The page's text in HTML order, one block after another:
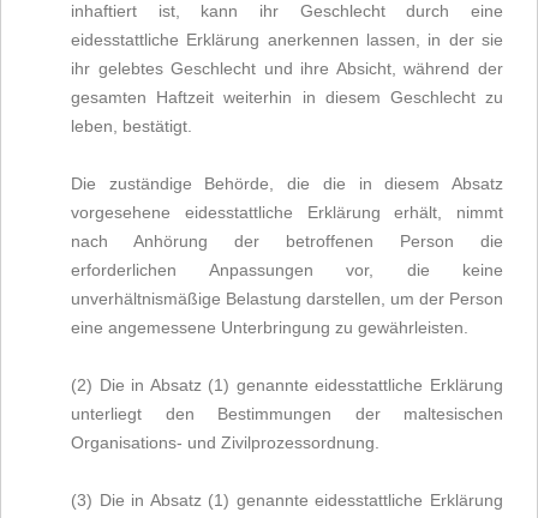
inhaftiert ist, kann ihr Geschlecht durch eine
eidesstattliche Erklärung anerkennen lassen, in der sie
ihr gelebtes Geschlecht und ihre Absicht, während der
gesamten Haftzeit weiterhin in diesem Geschlecht zu
leben, bestätigt.
Die zuständige Behörde, die die in diesem Absatz
vorgesehene eidesstattliche Erklärung erhält, nimmt
nach Anhörung der betroffenen Person die
erforderlichen Anpassungen vor, die keine
unverhältnismäßige Belastung darstellen, um der Person
eine angemessene Unterbringung zu gewährleisten.
(2) Die in Absatz (1) genannte eidesstattliche Erklärung
unterliegt den Bestimmungen der maltesischen
Organisations- und Zivilprozessordnung.
(3) Die in Absatz (1) genannte eidesstattliche Erklärung